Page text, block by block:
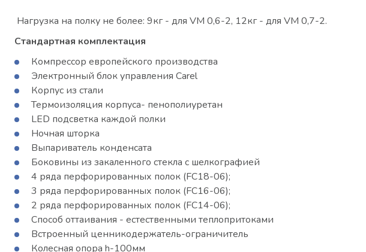
Нагрузка на полку не более: 9кг - для VM 0,6-2, 12кг - для VM 0,7-2.
Стандартная комплектация
Компрессор европейского производства
Электронный блок управления Carel
Корпус из стали
Термоизоляция корпуса- пенополиуретан
LED подсветка каждой полки
Ночная шторка
Выпариватель конденсата
Боковины из закаленного стекла с шелкографией
4 ряда перфорированных полок (FC18-06);
3 ряда перфорированных полок (FC16-06);
2 ряда перфорированных полок (FC14-06);
Способ оттаивания - естественными теплопритоками
Встроенный ценникодержатель-ограничитель
Колесная опора h-100мм